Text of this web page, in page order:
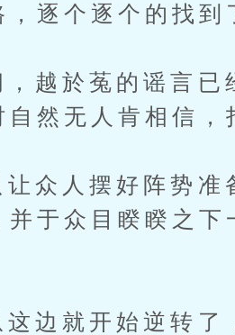
逐个逐个的找到
於菟的谣言已经
然无人肯相信，
人摆好阵势准备
并于众目睽睽之
就开始逆转了，